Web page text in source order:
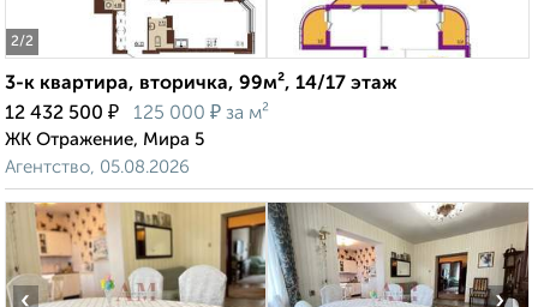
2/2
3-к квартира, вторичка, 99м², 14/17 этаж
12 432 500 ₽ 125 000 ₽ за м²
ЖК Отражение, Мира 5
Агентство, 05.08.2026
‹ ›